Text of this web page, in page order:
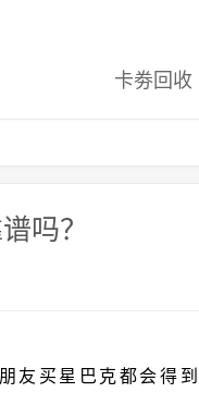
卡劵回收
吗？
友买星巴克都会得到